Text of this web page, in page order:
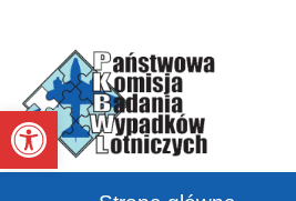
Otwórz pasek narzędzi